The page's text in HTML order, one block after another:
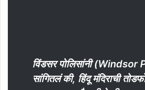
विंडसर पोलिसांनी (Windsor
सांगितलं की, हिंदू मंदिराची